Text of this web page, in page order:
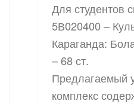
Для студентов
5В020400 –
Караганда:
– 68 ст.
Предлагаемый
комплекс